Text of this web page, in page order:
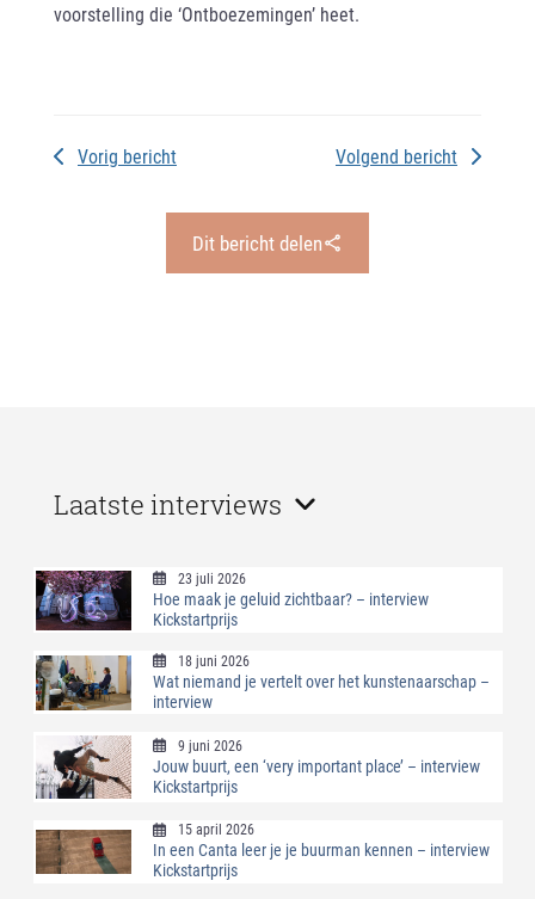
voorstelling die ‘Ontboezemingen’ heet.
Vorig bericht Volgend bericht
Dit bericht delen
Laatste interviews
23 juli 2026
Hoe maak je geluid zichtbaar? – interview
Kickstartprijs
18 juni 2026
Wat niemand je vertelt over het kunstenaarschap –
interview
9 juni 2026
Jouw buurt, een ‘very important place’ – interview
Kickstartprijs
15 april 2026
In een Canta leer je je buurman kennen – interview
Kickstartprijs